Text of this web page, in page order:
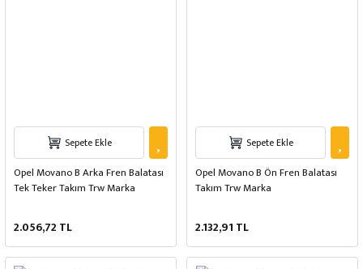
Sepete Ekle
Opel Movano B Arka Fren Balatası
Tek Teker Takım Trw Marka
2.056,72 TL
Sepete Ekle
Opel Movano B Ön Fren Balatası
Takım Trw Marka
2.132,91 TL